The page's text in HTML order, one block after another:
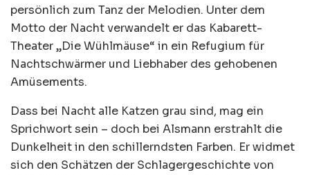
persönlich zum Tanz der Melodien. Unter dem
Motto der Nacht verwandelt er das Kabarett-
Theater „Die Wühlmäuse“ in ein Refugium für
Nachtschwärmer und Liebhaber des gehobenen
Amüsements.
Dass bei Nacht alle Katzen grau sind, mag ein
Sprichwort sein – doch bei Alsmann erstrahlt die
Dunkelheit in den schillerndsten Farben. Er widmet
sich den Schätzen der Schlagergeschichte von